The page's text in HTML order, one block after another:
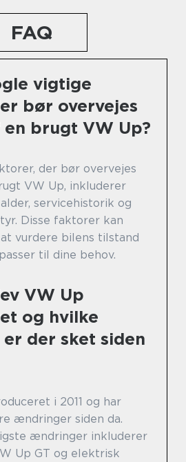
FAQ
vigtige
bør overvejes
brugt VW Up?
der bør overvejes
VW Up, inkluderer
servicehistorik og
Disse faktorer kan
vurdere bilens tilstand
til dine behov.
VW Up
og hvilke
der sket siden
i 2011 og har
ændringer siden da.
ændringer inkluderer
Up GT og elektrisk